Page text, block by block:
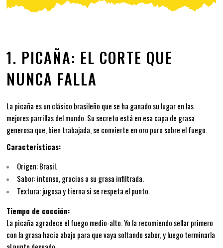
1. PICAÑA: EL CORTE QUE
NUNCA FALLA
La picaña es un clásico brasileño que se ha ganado su lugar en las
mejores parrillas del mundo. Su secreto está en esa capa de grasa
generosa que, bien trabajada, se convierte en oro puro sobre el fuego.
Características:
Origen: Brasil.
Sabor: intenso, gracias a su grasa infiltrada.
Textura: jugosa y tierna si se respeta el punto.
Tiempo de cocción:
La picaña agradece el fuego medio-alto. Yo la recomiendo sellar primero
con la grasa hacia abajo para que vaya soltando sabor, y luego terminarla